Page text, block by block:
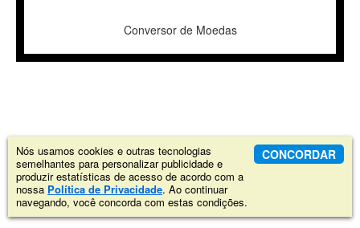
Conversor de Moedas
Nós usamos cookies e outras tecnologias
semelhantes para personalizar publicidade e
produzir estatísticas de acesso de acordo com a
nossa Política de Privacidade. Ao continuar
navegando, você concorda com estas condições.
CONCORDAR